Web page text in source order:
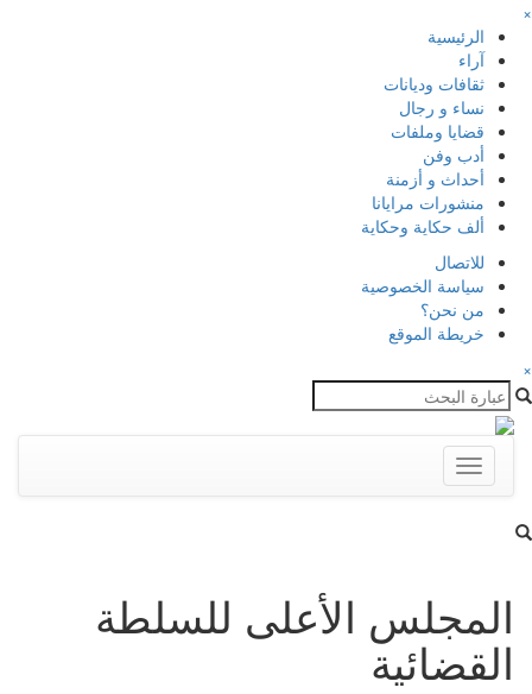
×
الرئيسية
آراء
ثقافات وديانات
نساء و رجال
قضايا وملفات
أدب وفن
أحداث و أزمنة
منشورات مرايانا
ألف حكاية وحكاية
للاتصال
سياسة الخصوصية
من نحن؟
خريطة الموقع
×
Toggle
navigation
المجلس الأعلى للسلطة
القضائية